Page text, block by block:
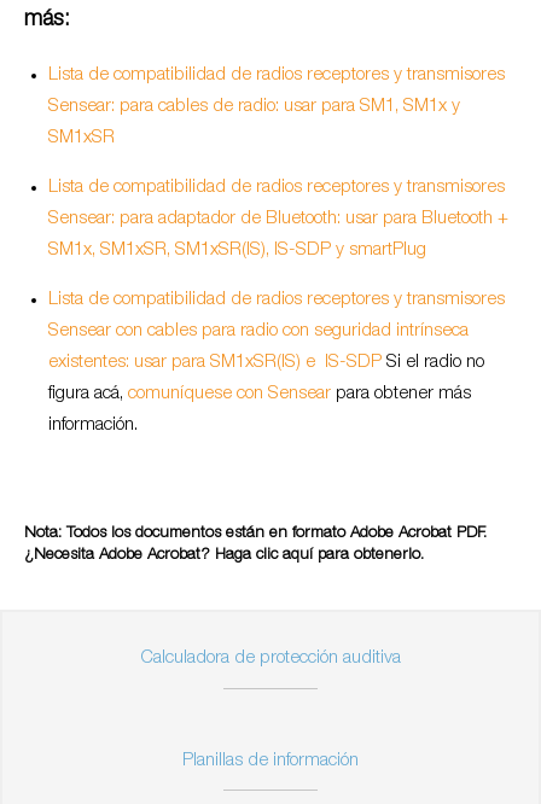
más:
Lista de compatibilidad de radios receptores y transmisores
Sensear: para cables de radio: usar para SM1, SM1x y
SM1xSR
Lista de compatibilidad de radios receptores y transmisores
Sensear: para adaptador de Bluetooth: usar para Bluetooth +
SM1x, SM1xSR, SM1xSR(IS), IS-SDP y smartPlug
Lista de compatibilidad de radios receptores y transmisores
Sensear con cables para radio con seguridad intrínseca
existentes: usar para SM1xSR(IS) e IS-SDP Si el radio no
figura acá, comuníquese con Sensear para obtener más
información.
Nota: Todos los documentos están en formato Adobe Acrobat PDF.
¿Necesita Adobe Acrobat? Haga clic aquí para obtenerlo.
Calculadora de protección auditiva
Planillas de información